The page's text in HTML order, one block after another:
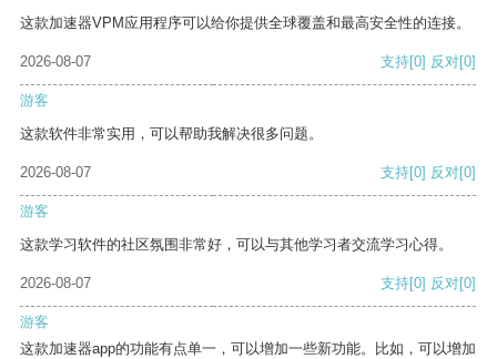
这款加速器VPM应用程序可以给你提供全球覆盖和最高安全性的连接。
2026-08-07 支持[0] 反对[0]
游客
这款软件非常实用，可以帮助我解决很多问题。
2026-08-07 支持[0] 反对[0]
游客
这款学习软件的社区氛围非常好，可以与其他学习者交流学习心得。
2026-08-07 支持[0] 反对[0]
游客
这款加速器app的功能有点单一，可以增加一些新功能。比如，可以增加